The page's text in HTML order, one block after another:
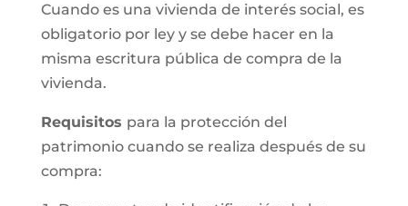
Cuando es una vivienda de interés social, es
obligatorio por ley y se debe hacer en la
misma escritura pública de compra de la
vivienda.
Requisitos para la protección del
patrimonio cuando se realiza después de su
compra: